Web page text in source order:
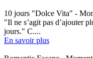
10 jours "Dolce Vita" -
"Il ne s’agit pas d’ajouter
jours." C....
En savoir plus